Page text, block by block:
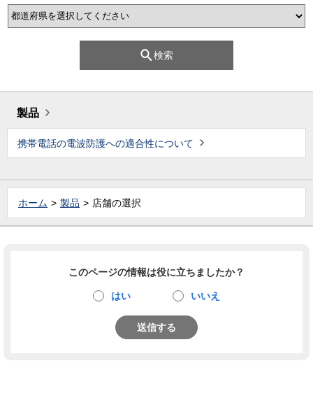
検索
製品
携帯電話の電波防護への適合性について
ホーム 製品 店舗の選択
このページの情報は役に立ちましたか？
はい いいえ
送信する